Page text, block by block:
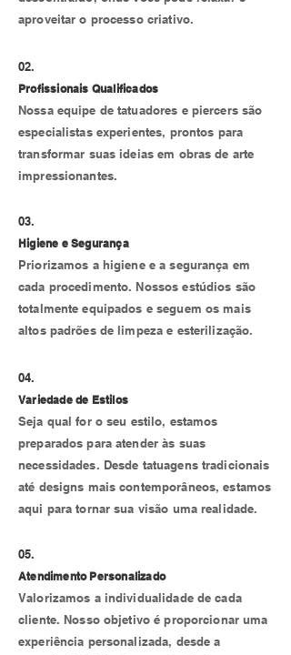
aproveitar o processo criativo.
02.
Profissionais Qualificados
Nossa equipe de tatuadores e piercers são
especialistas experientes, prontos para
transformar suas ideias em obras de arte
impressionantes.
03.
Higiene e Segurança
Priorizamos a higiene e a segurança em
cada procedimento. Nossos estúdios são
totalmente equipados e seguem os mais
altos padrões de limpeza e esterilização.
04.
Variedade de Estilos
Seja qual for o seu estilo, estamos
preparados para atender às suas
necessidades. Desde tatuagens tradicionais
até designs mais contemporâneos, estamos
aqui para tornar sua visão uma realidade.
05.
Atendimento Personalizado
Valorizamos a individualidade de cada
cliente. Nosso objetivo é proporcionar uma
experiência personalizada, desde a